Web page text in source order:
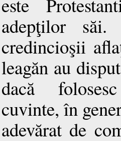
adepţilor
credincioşii
leagăn au
dacă
cuvinte, în
adevărat de